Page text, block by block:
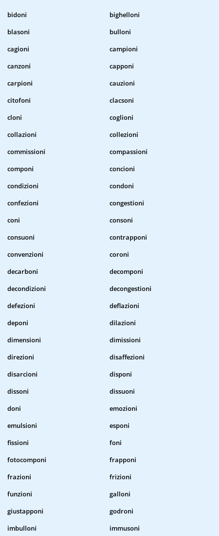
bidoni
bighelloni
blasoni
bulloni
cagioni
campioni
canzoni
capponi
carpioni
cauzioni
citofoni
clacsoni
cloni
coglioni
collazioni
collezioni
commissioni
compassioni
componi
concioni
condizioni
condoni
confezioni
congestioni
coni
consoni
consuoni
contrapponi
convenzioni
coroni
decarboni
decomponi
decondizioni
decongestioni
defezioni
deflazioni
deponi
dilazioni
dimensioni
dimissioni
direzioni
disaffezioni
disarcioni
disponi
dissoni
dissuoni
doni
emozioni
emulsioni
esponi
fissioni
foni
fotocomponi
frapponi
frazioni
frizioni
funzioni
galloni
giustapponi
godroni
imbulloni
immusoni